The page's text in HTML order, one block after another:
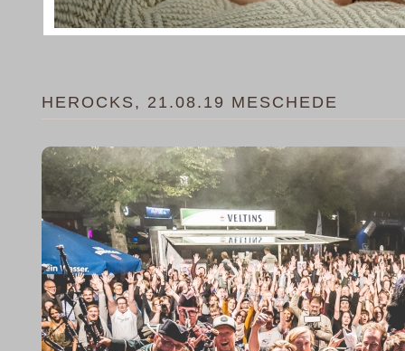
HEROCKS, 21.08.19 MESCHEDE